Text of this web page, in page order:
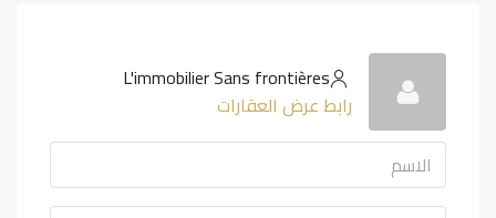
L'immobilier Sans frontières
رابط عرض العقارات